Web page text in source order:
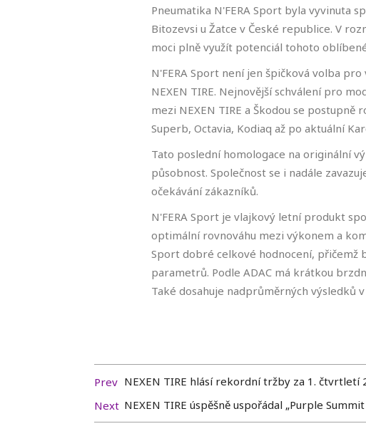
Pneumatika N'FERA Sport byla vyvinuta
Bitozevsi u Žatce v České republice. V
moci plně využít potenciál tohoto
N'FERA Sport není jen špičková volba
NEXEN TIRE. Nejnovější schválení pro
mezi NEXEN TIRE a Škodou se
Superb, Octavia, Kodiaq až po aktuální
Tato poslední homologace na originální
působnost. Společnost se i nadále
očekávání zákazníků.
N'FERA Sport je vlajkový letní produkt
optimální rovnováhu mezi výkonem a
Sport dobré celkové hodnocení, přičemž
parametrů. Podle ADAC má krátkou
Také dosahuje nadprůměrných výsledků
Prev NEXEN TIRE hlásí rekordní tržby za 1. čtvrtletí
Next NEXEN TIRE úspěšně uspořádal „Purple